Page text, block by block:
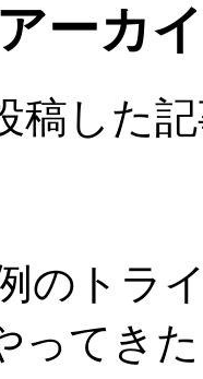
ーカ
稿した
トラ
ってき